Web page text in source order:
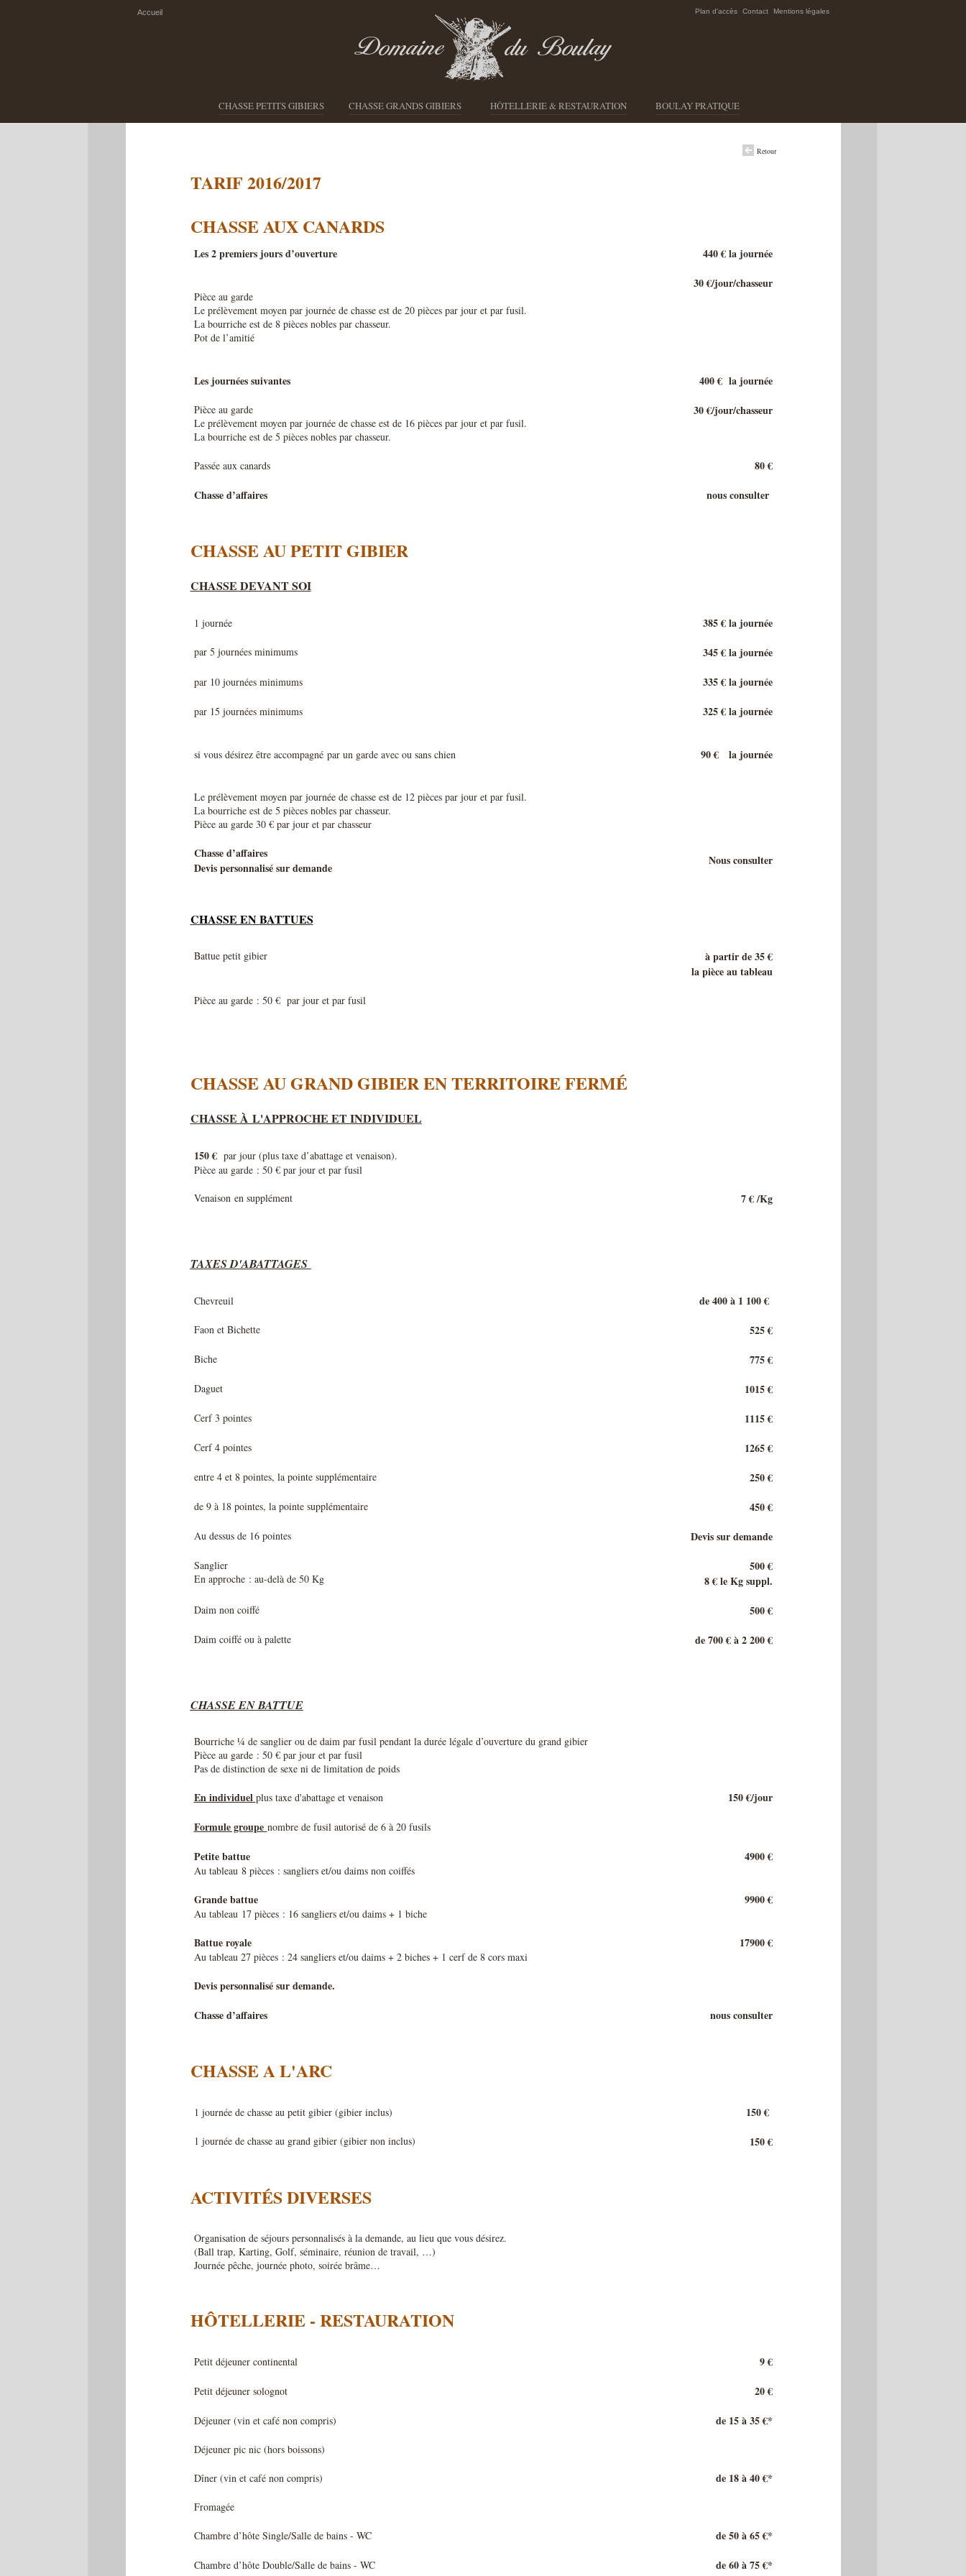
Accueil Plan d'accès Contact Mentions légales
CHASSE PETITS GIBIERS CHASSE GRANDS GIBIERS HÔTELLERIE & RESTAURATION BOULAY PRATIQUE
TARIF 2016/2017
Retour
CHASSE AUX CANARDS
Les 2 premiers jours d’ouverture 440 € la journée
Pièce au garde
Le prélèvement moyen par journée de chasse est de 20 pièces par jour et par fusil.
La bourriche est de 8 pièces nobles par chasseur.
Pot de l’amitié
30 €/jour/chasseur
Les journées suivantes 400 € la journée
Pièce au garde
Le prélèvement moyen par journée de chasse est de 16 pièces par jour et par fusil.
La bourriche est de 5 pièces nobles par chasseur.
30 €/jour/chasseur
Passée aux canards
80 €
Chasse d’affaires
nous consulter
CHASSE AU PETIT GIBIER
CHASSE DEVANT SOI
1 journée 385 € la journée
par 5 journées minimums 345 € la journée
par 10 journées minimums 335 € la journée
par 15 journées minimums 325 € la journée
si vous désirez être accompagné par un garde avec ou sans chien 90 € la journée
Le prélèvement moyen par journée de chasse est de 12 pièces par jour et par fusil.
La bourriche est de 5 pièces nobles par chasseur.
Pièce au garde 30 € par jour et par chasseur
Chasse d’affaires
Devis personnalisé sur demande
Nous consulter
CHASSE EN BATTUES
Battue petit gibier
à partir de 35 €
la pièce au tableau
Pièce au garde : 50 € par jour et par fusil
CHASSE AU GRAND GIBIER EN TERRITOIRE FERMÉ
CHASSE À L'APPROCHE ET INDIVIDUEL
150 € par jour (plus taxe d’abattage et venaison).
Pièce au garde : 50 € par jour et par fusil
Venaisonen supplément 7 € /Kg
TAXES D'ABATTAGES
Chevreuil de 400 à 1 100 €
Faon et Bichette 525 €
Biche 775 €
Daguet 1015 €
Cerf 3 pointes 1115 €
Cerf 4 pointes 1265 €
entre 4 et 8 pointes, la pointe supplémentaire 250 €
de 9 à 18 pointes, la pointe supplémentaire 450 €
Au dessus de 16 pointes Devis sur demande
Sanglier
En approche : au-delà de 50 Kg
500 €
8 € le Kg suppl.
Daim non coiffé 500 €
Daim coiffé ou à palette de 700 € à 2 200 €
CHASSE EN BATTUE
Bourriche ¼ de sanglier ou de daim par fusil pendant la durée légale d’ouverture du grand gibier
Pièce au garde : 50 € par jour et par fusil
Pas de distinction de sexe ni de limitation de poids
En individuel plus taxe d'abattage et venaison
150 €/jour
Formule groupe nombre de fusil autorisé de 6 à 20 fusils
Petite battue
Au tableau 8 pièces : sangliers et/ou daims non coiffés
4900 €
Grande battue
Au tableau 17 pièces : 16 sangliers et/ou daims + 1 biche
9900 €
Battue royale
Au tableau 27 pièces : 24 sangliers et/ou daims + 2 biches + 1 cerf de 8 cors maxi
17900 €
Devis personnalisé sur demande.
Chasse d’affaires
nous consulter
CHASSE A L'ARC
1 journée de chasse au petit gibier (gibier inclus) 150 €
1 journée de chasse au grand gibier (gibier non inclus) 150 €
ACTIVITÉS DIVERSES
Organisation de séjours personnalisés à la demande, au lieu que vous désirez.
(Ball trap, Karting, Golf, séminaire, réunion de travail, …)
Journée pêche, journée photo, soirée brâme…
HÔTELLERIE - RESTAURATION
Petit déjeuner continental 9 €
Petit déjeuner solognot 20 €
Déjeuner (vin et café non compris) de 15 à 35 €*
Déjeuner pic nic (hors boissons)
Dîner (vin et café non compris) de 18 à 40 €*
Fromagée
Chambre d’hôte Single/Salle de bains - WC de 50 à 65 €*
Chambre d’hôte Double/Salle de bains - WC de 60 à 75 €*